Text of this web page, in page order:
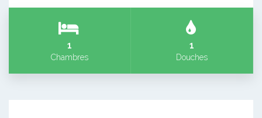
1
Chambres
1
Douches